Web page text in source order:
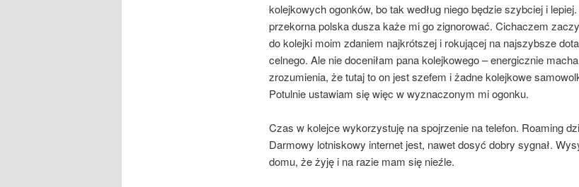
kolejkowych ogonków, bo tak według niego będzie szybciej i
przekorna polska dusza każe mi go zignorować. Cichaczem
do kolejki moim zdaniem najkrótszej i rokującej na najszybsze
celnego. Ale nie doceniłam pana kolejkowego – energicznie
zrozumienia, że tutaj to on jest szefem i żadne kolejkowe
Potulnie ustawiam się więc w wyznaczonym mi ogonku.
Czas w kolejce wykorzystuję na spojrzenie na telefon. Roaming
Darmowy lotniskowy internet jest, nawet dosyć dobry sygnał.
domu, że żyję i na razie mam się nieźle.